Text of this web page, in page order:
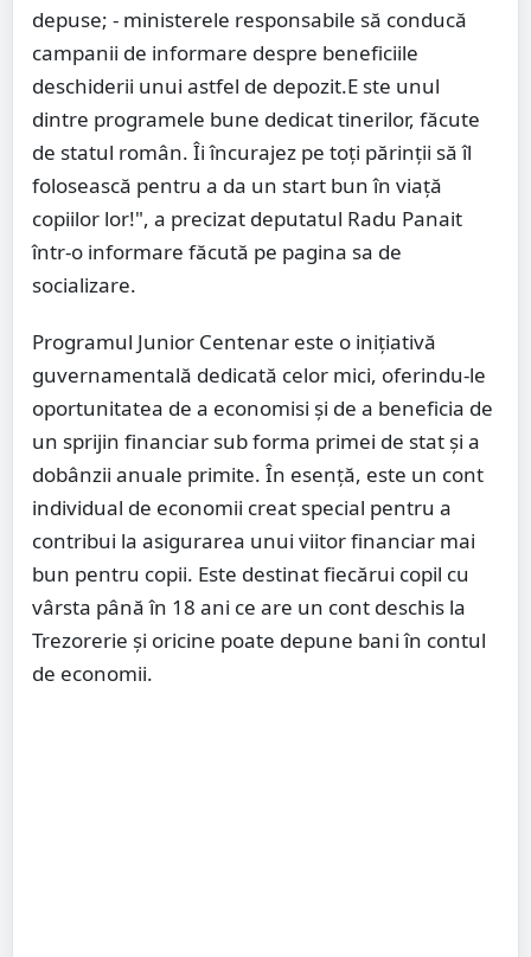
depuse; - ministerele responsabile să conducă
campanii de informare despre beneficiile
deschiderii unui astfel de depozit.E ste unul
dintre programele bune dedicat tinerilor, făcute
de statul român. Îi încurajez pe toți părinții să îl
folosească pentru a da un start bun în viață
copiilor lor!", a precizat deputatul Radu Panait
într-o informare făcută pe pagina sa de
socializare.
Programul Junior Centenar este o inițiativă
guvernamentală dedicată celor mici, oferindu-le
oportunitatea de a economisi și de a beneficia de
un sprijin financiar sub forma primei de stat și a
dobânzii anuale primite. În esență, este un cont
individual de economii creat special pentru a
contribui la asigurarea unui viitor financiar mai
bun pentru copii. Este destinat fiecărui copil cu
vârsta până în 18 ani ce are un cont deschis la
Trezorerie și oricine poate depune bani în contul
de economii.